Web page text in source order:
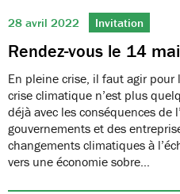
28 avril 2022 Invitation
Rendez-vous le 14
En pleine crise, il faut agir
crise climatique n’est plus
déjà avec les conséquences de
gouvernements et des
changements climatiques à
vers une économie sobre…